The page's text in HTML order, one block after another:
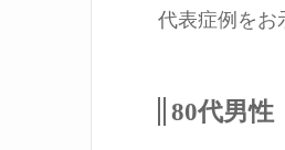
代表症例をお
80代男性